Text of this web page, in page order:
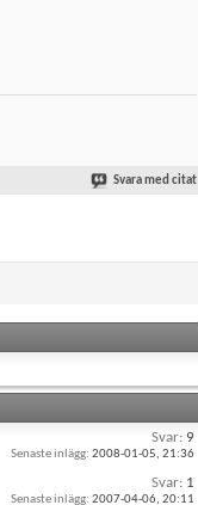
Svara med citat
Svar: 9
Senaste inlägg: 2008-01-05, 21:36
Svar: 1
Senaste inlägg: 2007-04-06, 20:11